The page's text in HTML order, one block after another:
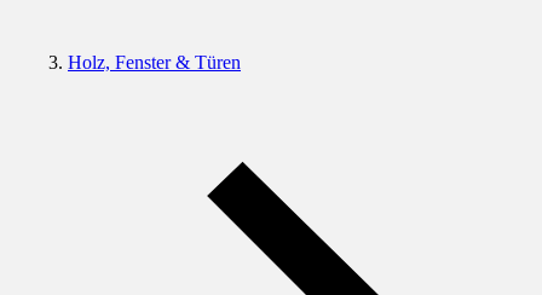
Holz, Fenster & Türen